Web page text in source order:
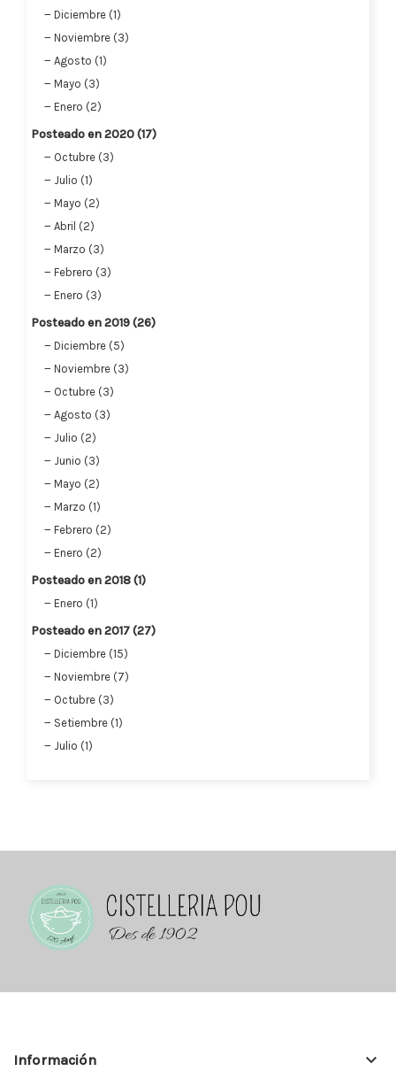
Diciembre (1)
Noviembre (3)
Agosto (1)
Mayo (3)
Enero (2)
Posteado en 2020 (17)
Octubre (3)
Julio (1)
Mayo (2)
Abril (2)
Marzo (3)
Febrero (3)
Enero (3)
Posteado en 2019 (26)
Diciembre (5)
Noviembre (3)
Octubre (3)
Agosto (3)
Julio (2)
Junio (3)
Mayo (2)
Marzo (1)
Febrero (2)
Enero (2)
Posteado en 2018 (1)
Enero (1)
Posteado en 2017 (27)
Diciembre (15)
Noviembre (7)
Octubre (3)
Setiembre (1)
Julio (1)
Información keyboard_arrow_down